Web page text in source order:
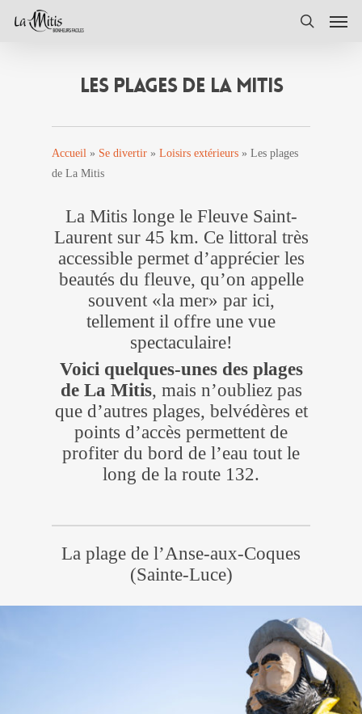
Menu
LES PLAGES DE LA MITIS
Accueil » Se divertir » Loisirs extérieurs » Les plages
de La Mitis
La Mitis longe le Fleuve Saint-
Laurent sur 45 km. Ce littoral très
accessible permet d’apprécier les
beautés du fleuve, qu’on appelle
souvent «la mer» par ici,
tellement il offre une vue
spectaculaire!
Voici quelques-unes des plages
de La Mitis, mais n’oubliez pas
que d’autres plages, belvédères et
points d’accès permettent de
profiter du bord de l’eau tout le
long de la route 132.
La plage de l’Anse-aux-Coques
(Sainte-Luce)